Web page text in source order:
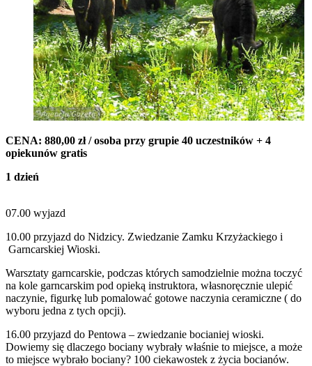
CENA: 880,00 zł / osoba przy grupie 40 uczestników + 4
opiekunów gratis
1 dzień
07.00 wyjazd
10.00 przyjazd do Nidzicy. Zwiedzanie Zamku Krzyżackiego i
Garncarskiej Wioski.
Warsztaty garncarskie, podczas których samodzielnie można toczyć
na kole garncarskim pod opieką instruktora, własnoręcznie ulepić
naczynie, figurkę lub pomalować gotowe naczynia ceramiczne ( do
wyboru jedna z tych opcji).
16.00 przyjazd do Pentowa – zwiedzanie bocianiej wioski.
Dowiemy się dlaczego bociany wybrały właśnie to miejsce, a może
to miejsce wybrało bociany? 100 ciekawostek z życia bocianów.